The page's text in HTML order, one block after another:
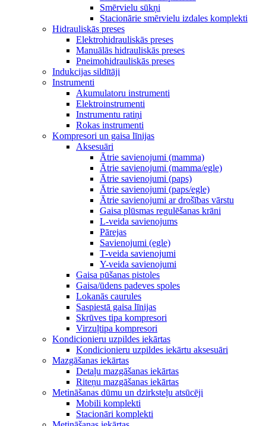
Smērvielu sūkņi
Stacionārie smērvielu izdales komplekti
Hidrauliskās preses
Elektrohidrauliskās preses
Manuālās hidrauliskās preses
Pneimohidrauliskās preses
Indukcijas sildītāji
Instrumenti
Akumulatoru instrumenti
Elektroinstrumenti
Instrumentu ratiņi
Rokas instrumenti
Kompresori un gaisa līnijas
Aksesuāri
Ātrie savienojumi (mamma)
Ātrie savienojumi (mamma/egle)
Ātrie savienojumi (paps)
Ātrie savienojumi (paps/egle)
Ātrie savienojumi ar drošības vārstu
Gaisa plūsmas regulēšanas krāni
L-veida savienojums
Pārejas
Savienojumi (egle)
T-veida savienojumi
Y-veida savienojumi
Gaisa pūšanas pistoles
Gaisa/ūdens padeves spoles
Lokanās caurules
Saspiestā gaisa līnijas
Skrūves tipa kompresori
Virzuļtipa kompresori
Kondicionieru uzpildes iekārtas
Kondicionieru uzpildes iekārtu aksesuāri
Mazgāšanas iekārtas
Detaļu mazgāšanas iekārtas
Riteņu mazgāšanas iekārtas
Metināšanas dūmu un dzirksteļu atsūcēji
Mobili komplekti
Stacionāri komplekti